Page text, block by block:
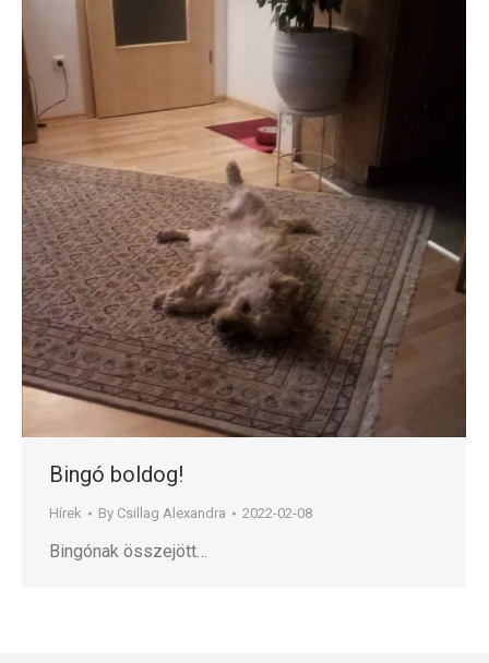
Bingó boldog!
Hírek By Csillag Alexandra 2022-02-08
Bingónak összejött…